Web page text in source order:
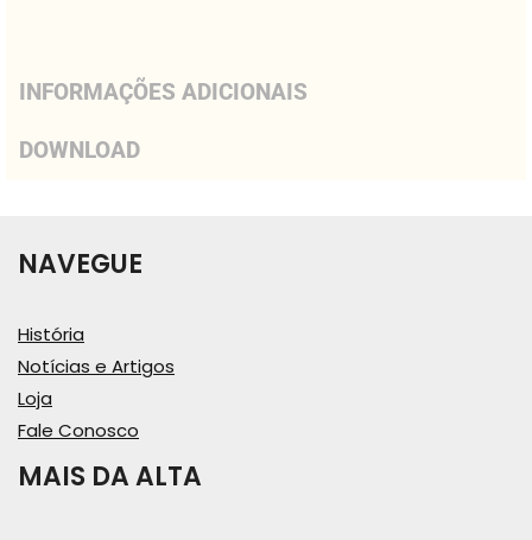
INFORMAÇÕES ADICIONAIS
DOWNLOAD
NAVEGUE
História
Notícias e Artigos
Loja
Fale Conosco
MAIS DA ALTA